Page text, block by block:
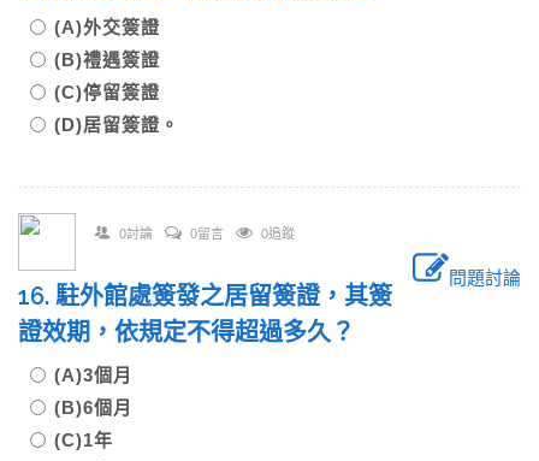
(A)外交簽證
(B)禮遇簽證
(C)停留簽證
(D)居留簽證。
0討論 0留言 0追蹤
問題討論
16. 駐外館處簽發之居留簽證，其簽
證效期，依規定不得超過多久？
(A)3個月
(B)6個月
(C)1年